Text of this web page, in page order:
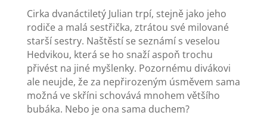
Cirka dvanáctiletý Julian trpí, stejně jako jeho
rodiče a malá sestřička, ztrátou své milované
starší sestry. Naštěstí se seznámí s veselou
Hedvikou, která se ho snaží aspoň trochu
přivést na jiné myšlenky. Pozornému divákovi
ale neujde, že za nepřirozeným úsměvem sama
možná ve skříni schovává mnohem většího
bubáka. Nebo je ona sama duchem?